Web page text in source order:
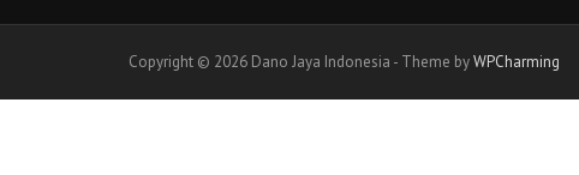
Copyright © 2026 Dano Jaya Indonesia - Theme byWPCharming